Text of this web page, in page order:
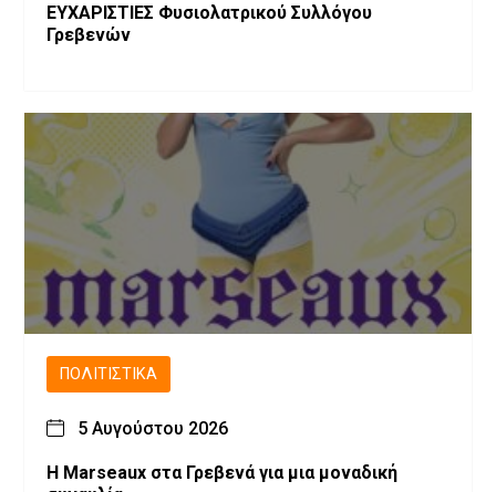
ΕΥΧΑΡΙΣΤΙΕΣ Φυσιολατρικού Συλλόγου
Γρεβενών
ΠΟΛΙΤΙΣΤΙΚΆ
5 Αυγούστου 2026
Η Marseaux στα Γρεβενά για μια μοναδική